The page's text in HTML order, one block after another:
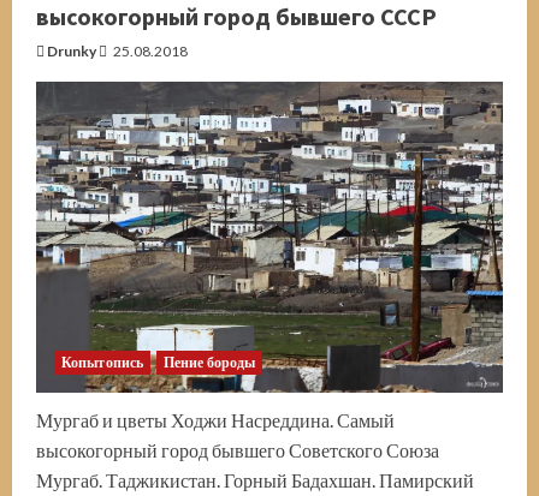
высокогорный город бывшего СССР
Drunky 25.08.2018
Копытопись Пение бороды
Мургаб и цветы Ходжи Насреддина. Самый
высокогорный город бывшего Советского Союза
Мургаб. Таджикистан. Горный Бадахшан. Памирский